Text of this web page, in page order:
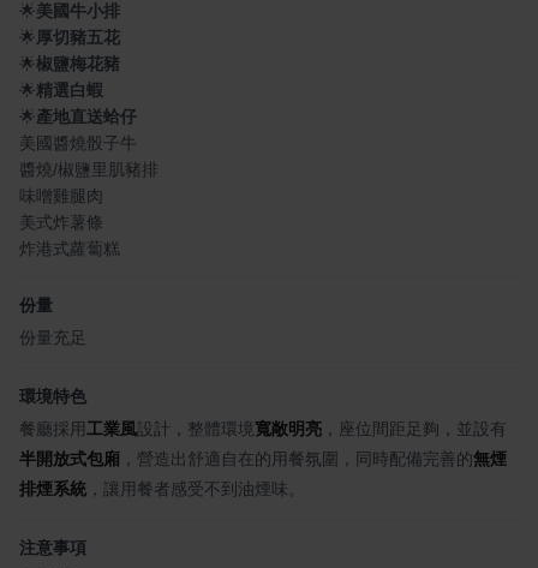
🌟美國牛小排
🌟厚切豬五花
🌟椒鹽梅花豬
🌟精選白蝦
🌟產地直送蛤仔
美國醬燒骰子牛
醬燒/椒鹽里肌豬排
味噌雞腿肉
美式炸薯條
炸港式蘿蔔糕
份量
份量充足
環境特色
餐廳採用工業風設計，整體環境寬敞明亮 ，座位間距足夠，並設有
半開放式包廂 ，營造出舒適自在的用餐氛圍，同時配備完善的無煙
排煙系統 ，讓用餐者感受不到油煙味。
注意事項